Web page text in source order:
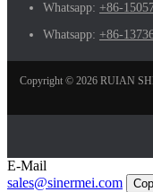
Whatsapp: +86-
Whatsapp: +86-
Copyright © 2026 RUIAN
E-Mail
sales@sinermei.com